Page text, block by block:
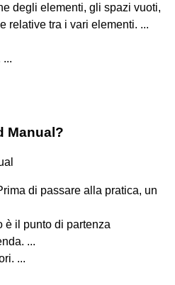
degli elementi, gli spazi vuoti,
relative tra i vari elementi. ...
...
Manual?
di passare alla pratica, un
è il punto di partenza
...
...